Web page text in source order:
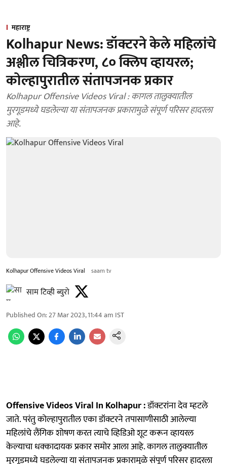
महाराष्ट्र
Kolhapur News: डॉक्टरने केले महिलांचे
अश्लील चित्रिकरण, ८० क्लिप व्हायरल;
कोल्हापुरातील संतापजनक प्रकार
Kolhapur Offensive Videos Viral : कागल तालुक्यातील
मुरगूडमध्ये घडलेल्या या संतापजनक प्रकारामुळे संपूर्ण परिसर हादरला
आहे.
Kolhapur Offensive Videos Viral saam tv
साम टिव्ही ब्युरो
Published On:27 Mar 2023, 11:44 am IST
Offensive Videos Viral In Kolhapur :डॉक्टरांना देव म्हटले
जाते. परंतु कोल्हापुरातील एका डॉक्टरने तपासाणीसाठी आलेल्या
महिलांचे लैंगिक शोषण करत त्याचे व्हिडिओ शूट करून व्हायरल
केल्याचा धक्कादायक प्रकार समोर आला आहे. कागल तालुक्यातील
मुरगूडमध्ये घडलेल्या या संतापजनक प्रकारामुळे संपूर्ण परिसर हादरला